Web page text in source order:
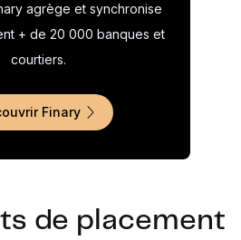
agrège et synchronise
+ de 20 000 banques et
courtiers.
Finary
de placement